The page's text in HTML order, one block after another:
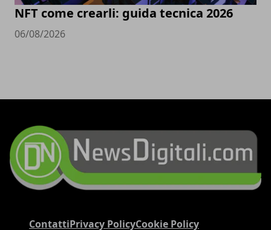
NFT come crearli: guida tecnica 2026
06/08/2026
ContattiPrivacy PolicyCookie Policy